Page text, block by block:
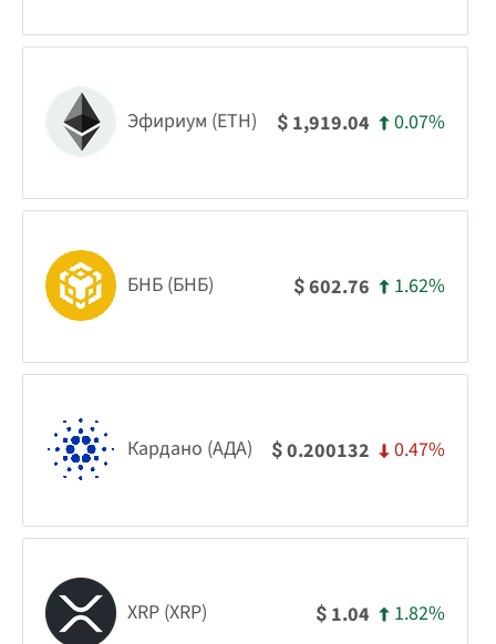
Эфириум (ETH) $ 1,919.04 0.07%
БНБ (БНБ) $602.76 1.62%
Кардано (АДА) $0.200132 0.47%
XRP (XRP) $ 1.04 1.82%